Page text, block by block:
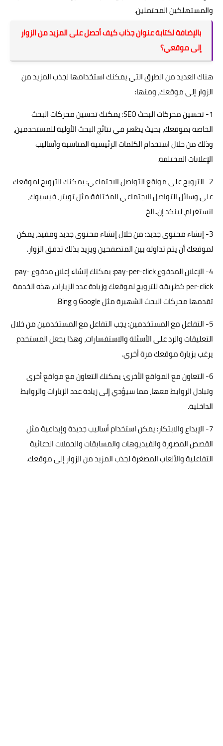
والمستهلكين المحتملين.
بالإضافة لكتابة عنوان جذاب كيف أحصل على المزيد من الزوار
إلى موقعي؟
هناك العديد من الطرق التي يمكنك استخدامها لجذب المزيد من
الزوار إلى موقعك، ومنها:
1- تحسين محركات البحث SEO: يمكنك تحسين محركات البحث
الخاصة بموقعك، بحيث يظهر في نتائج البحث الأولية للمستخدمين،
وذلك من خلال استخدام الكلمات الرئيسية المناسبة وأساليب
الإعلانات المختلفة.
2- الترويج على مواقع التواصل الاجتماعي: يمكنك الترويج لموقعك
على وسائل التواصل الاجتماعي المختلفة مثل تويتر، فيسبوك،
انستغرام، لينكد إن..الخ
3- إنشاء محتوى جديد: من خلال إنشاء محتوى جديد ومفيد، يمكن
لموقعك أن يتم تداوله بين المتصفحين ويزيد بذلك تدفق الزوار.
4- الإعلان المدفوع pay-per-click: يمكنك إنشاء إعلان مدفوع pay-
per-click كطريقة للترويج لموقعك وزيادة عدد الزيارات، هذه الخدمة
تقدمها محركات البحث الشهيرة مثل Google و Bing.
5- التفاعل مع المستخدمين: يجب التفاعل مع المستخدمين من خلال
التعليقات والرد على الأسئلة والاستفسارات، وهذا يجعل المستخدم
يرغب بزيارة موقعك مرة أخرى.
6- التعاون مع المواقع الأخرى: يمكنك التعاون مع مواقع أخرى
وتبادل الروابط معها، مما سيؤدي إلى زيادة عدد الزيارات والروابط
الداخلية.
7- الإبداع والابتكار: يمكن استخدام أساليب جديدة وإبداعية مثل
القصص المصورة والفيديوهات والمسابقات والحملات الدعائية
التفاعلية والألعاب المصغرة لجذب المزيد من الزوار إلى موقعك.